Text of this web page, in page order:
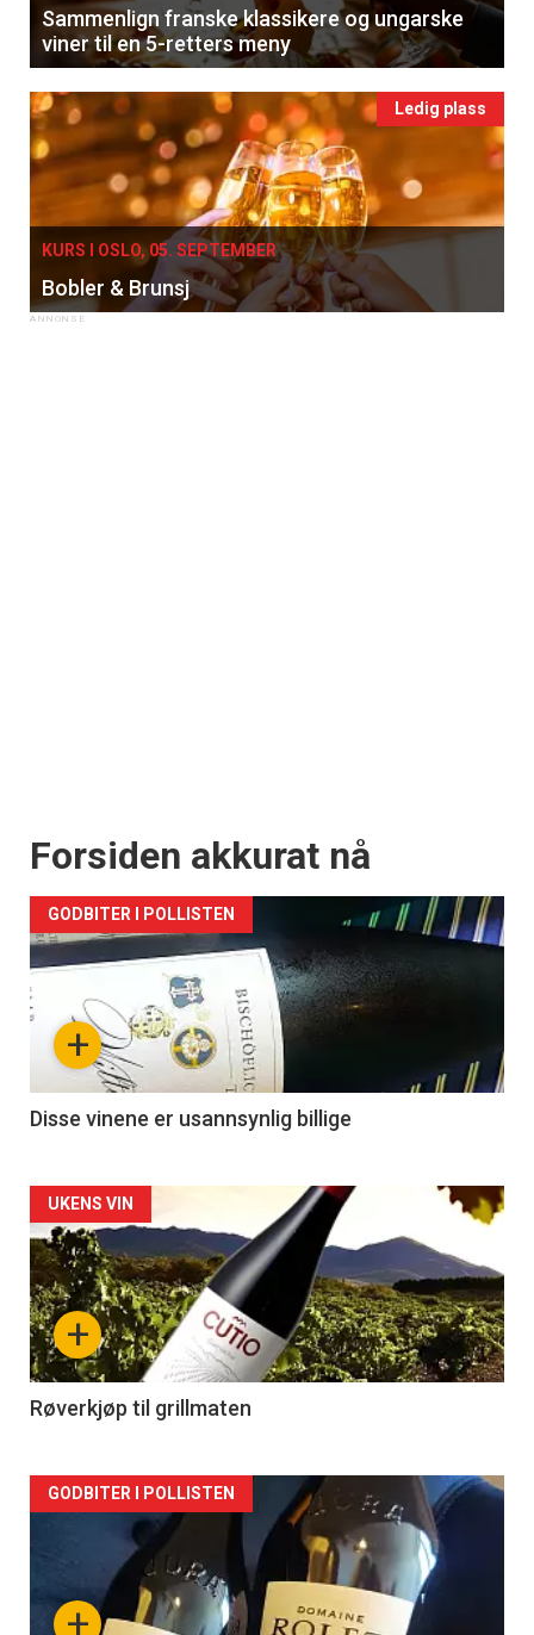
Få ukentlige nyhetsbrev fra
Apéritif
Vi tilbyr flere ukentlige nyhetsbrev. Du
kan fritt velge hvilke du ønsker å få
tilsendt.
Registrer deg
Sammenlign franske klassikere og ungarske
viner til en 5-retters meny
Ledig plass
KURS I OSLO, 05. SEPTEMBER
Bobler & Brunsj
Forsiden akkurat nå
+
GODBITER I POLLISTEN
Disse vinene er usannsynlig billige
Forsiden
akkurat
nå
-
2
+
UKENS VIN
Røverkjøp til grillmaten
Forsiden
akkurat
nå+
GODBITER I POLLISTEN